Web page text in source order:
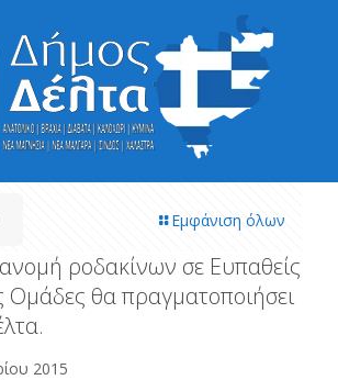
Εμφάνιση όλων
ροδακίνων σε Ευπαθείς
Ομάδες θα πραγματοποιήσει
2015